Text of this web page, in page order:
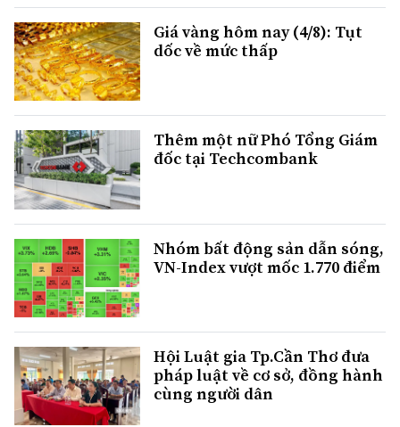
Giá vàng hôm nay (4/8): Tụt
dốc về mức thấp
Thêm một nữ Phó Tổng Giám
đốc tại Techcombank
Nhóm bất động sản dẫn sóng,
VN-Index vượt mốc 1.770 điểm
Hội Luật gia Tp.Cần Thơ đưa
pháp luật về cơ sở, đồng hành
cùng người dân